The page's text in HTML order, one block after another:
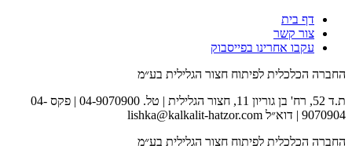
דף בית
צור קשר
עקבו אחרינו בפייסבוק
החברה הכלכלית לפיתוח חצור הגלילית בע״מ
ת.ד 52, רח' בן גוריון 11, חצור הגלילית | טל. 04-9070900 | פקס 04-
9070904 | דוא״ל lishka@kalkalit-hatzor.com
החברה הכלכלית לפיתוח חצור הגלילית בע״מ